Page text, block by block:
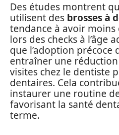
Des études montrent
utilisent des brosses à
tendance à avoir moins
lors des checks à l’âge
que l’adoption précoce
entraîner une
visites chez le dentiste
dentaires. Cela
instaurer une routine
favorisant la santé
terme.